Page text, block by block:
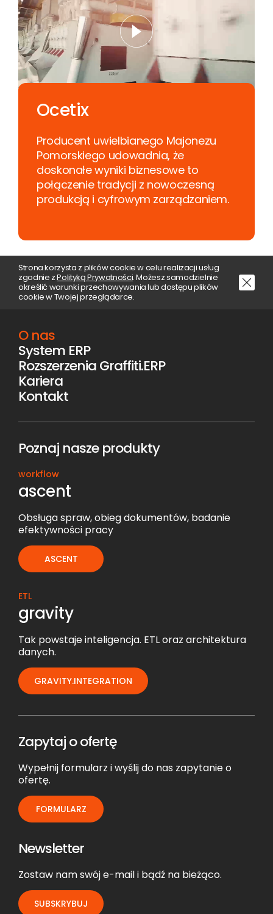
Ocetix
Producent uwielbianego Majonezu
Pomorskiego udowadnia, że
doskonałe wyniki biznesowe to
połączenie tradycji z nowoczesną
produkcją i cyfrowym zarządzaniem.
Strona korzysta z plików cookie w celu realizacji usług
zgodnie zPolityką Prywatności. Możesz samodzielnie
określić warunki przechowywania lub dostępu plików
cookie w Twojej przeglądarce.
O nas
System ERP
Rozszerzenia Graffiti.ERP
Kariera
Kontakt
Poznaj nasze produkty
workflow
ascent
Obsługa spraw, obieg dokumentów, badanie
efektywności pracy
ASCENT
ETL
gravity
Tak powstaje inteligencja. ETL oraz architektura
danych.
GRAVITY.INTEGRATION
Zapytaj o ofertę
Wypełnij formularz i wyślij do nas zapytanie o
ofertę.
FORMULARZ
Newsletter
Zostaw nam swój e-mail i bądź na bieżąco.
SUBSKRYBUJ